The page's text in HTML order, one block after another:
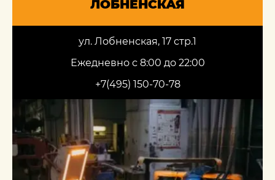
ЛОБНЕНСКАЯ
ул. Лобненская, 17 стр.1
Ежедневно с 8:00 до 22:00
+7(495) 150-70-78